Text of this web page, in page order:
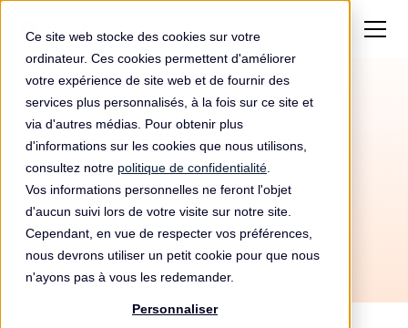
Ce site web stocke des cookies sur votre
ordinateur. Ces cookies permettent d'améliorer
votre expérience de site web et de fournir des
services plus personnalisés, à la fois sur ce site et
via d'autres médias. Pour obtenir plus
d'informations sur les cookies que nous utilisons,
consultez notre politique de confidentialité
Vos informations personnelles ne feront l'objet
d'aucun suivi lors de votre visite sur notre site.
Cependant, en vue de respecter vos préférences,
nous devrons utiliser un petit cookie pour que nous
n'ayons pas à vous les redemander.
Personnaliser
Amende de 2800000€
pour Unicredit Spa